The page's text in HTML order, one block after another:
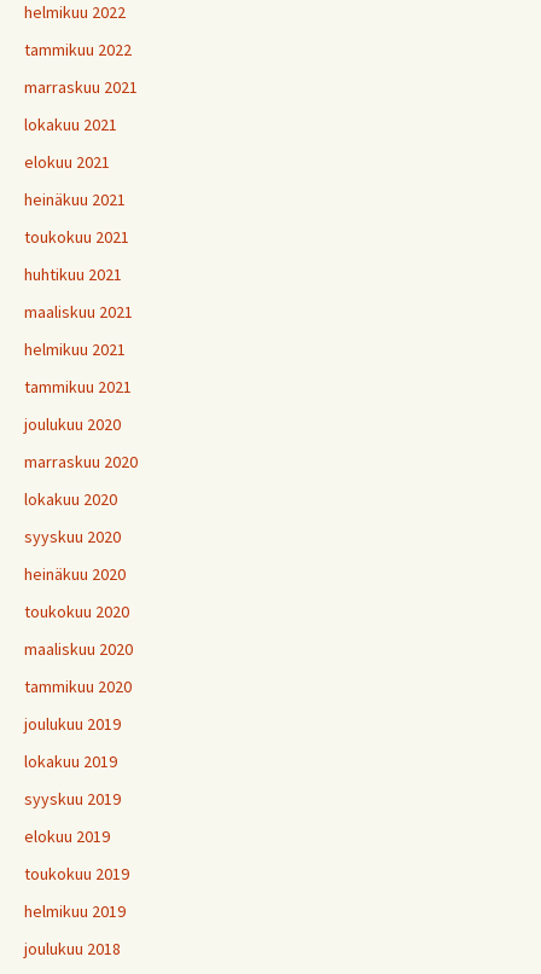
helmikuu 2022
tammikuu 2022
marraskuu 2021
lokakuu 2021
elokuu 2021
heinäkuu 2021
toukokuu 2021
huhtikuu 2021
maaliskuu 2021
helmikuu 2021
tammikuu 2021
joulukuu 2020
marraskuu 2020
lokakuu 2020
syyskuu 2020
heinäkuu 2020
toukokuu 2020
maaliskuu 2020
tammikuu 2020
joulukuu 2019
lokakuu 2019
syyskuu 2019
elokuu 2019
toukokuu 2019
helmikuu 2019
joulukuu 2018